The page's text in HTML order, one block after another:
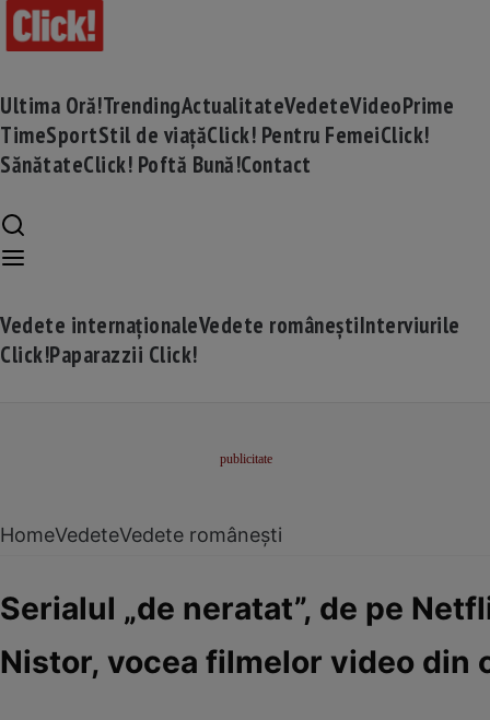
Ultima Oră!TrendingActualitateVedeteVideoPrime
TimeSportStil de viațăClick! Pentru FemeiClick!
SănătateClick! Poftă Bună!Contact
Vedete internaționaleVedete româneștiInterviurile
Click!Paparazzii Click!
HomeVedeteVedete românești
Serialul „de neratat”, de pe
Nistor, vocea filmelor video din